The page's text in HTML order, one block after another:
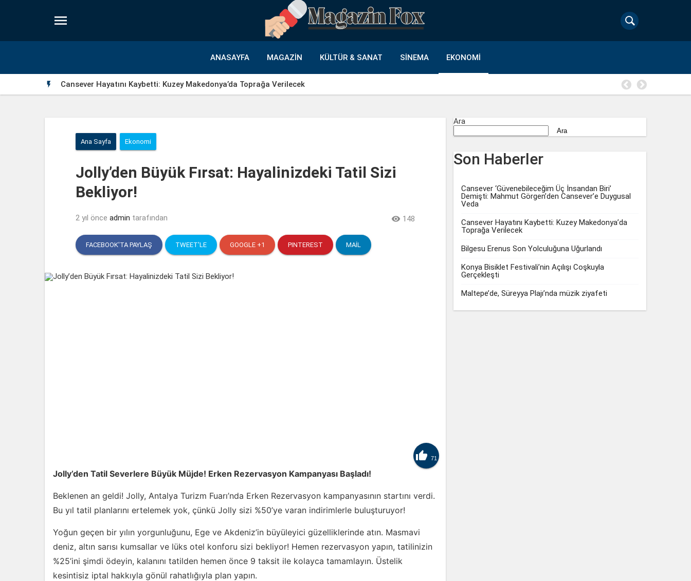

ANASAYFA MAGAZIN KÜLTÜR & SANAT SINEMA EKONOMI
 Cansever Hayatını Kaybetti: Kuzey Makedonya’da Toprağa Verilecek
Ana Sayfa Ekonomi
Jolly’den Büyük Fırsat: Hayalinizdeki Tatil Sizi
Bekliyor!
2 yıl önce admin tarafından  148
FACEBOOK'TA PAYLAŞ TWEET'LE GOOGLE +1 PINTEREST MAIL
 71
Jolly’den Tatil Severlere Büyük Müjde! Erken Rezervasyon Kampanyası Başladı!
Beklenen an geldi! Jolly, Antalya Turizm Fuarı’nda Erken Rezervasyon kampanyasının startını verdi.
Bu yıl tatil planlarını ertelemek yok, çünkü Jolly sizi %50’ye varan indirimlerle buluşturuyor!
Yoğun geçen bir yılın yorgunluğunu, Ege ve Akdeniz’in büyüleyici güzelliklerinde atın. Masmavi
deniz, altın sarısı kumsallar ve lüks otel konforu sizi bekliyor! Hemen rezervasyon yapın, tatilinizin
%25’ini şimdi ödeyin, kalanını tatilden hemen önce 9 taksit ile kolayca tamamlayın. Üstelik
kesintisiz iptal hakkıyla gönül rahatlığıyla plan yapın.
Ara
Ara
Son Haberler
Cansever ‘Güvenebileceğim Üç İnsandan Biri’
Demişti: Mahmut Görgen’den Cansever’e Duygusal
Veda
Cansever Hayatını Kaybetti: Kuzey Makedonya’da
Toprağa Verilecek
Bilgesu Erenus Son Yolculuğuna Uğurlandı
Konya Bisiklet Festivali’nin Açılışı Coşkuyla
Gerçekleşti
Maltepe’de, Süreyya Plajı’nda müzik ziyafeti